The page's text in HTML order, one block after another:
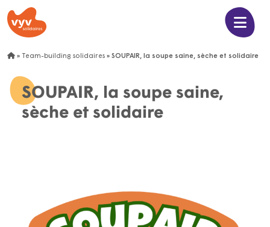
» Team-building solidaires » SOUPAIR, la soupe saine, sèche et solidaire
SOUPAIR, la soupe saine,
sèche et solidaire